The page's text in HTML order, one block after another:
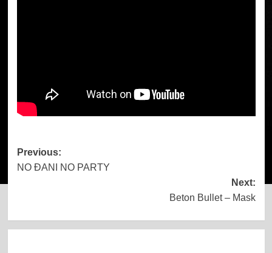
Post
navigation
Previous:
NO ĐANI NO PARTY
Next:
Beton Bullet – Mask